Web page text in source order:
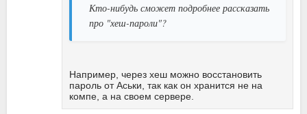
Кто-нибудь сможет подробнее рассказать
про "хеш-пароли"?
Например, через хеш можно восстановить
пароль от Аськи, так как он хранится не на
компе, а на своем сервере.